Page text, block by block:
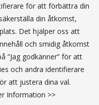
för att förbättra din
din åtkomst,
Det hjälper oss att
och smidig åtkomst
”Jag godkänner” för att
och andra identifierare
att justera dina val.
Information >>